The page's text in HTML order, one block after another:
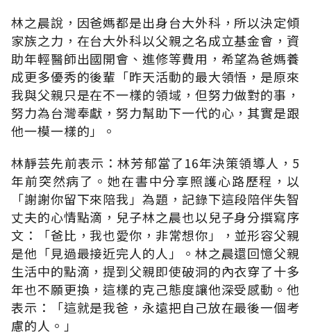
林之晨說，因爸媽都是出身台大外科，所以決定傾
家族之力，在台大外科以父親之名成立基金會，資
助年輕醫師出國開會、進修等費用，希望為爸媽養
成更多優秀的後輩「昨天活動的最大領悟，是原來
我與父親只是在不一樣的領域，但努力做對的事，
努力為台灣奉獻，努力幫助下一代的心，其實是跟
他一模一樣的」。
林靜芸先前表示：林芳郁當了16年決策領導人，5
年前突然病了。她在書中分享照護心路歷程，以
「謝謝你留下來陪我」為題，記錄下這段陪伴失智
丈夫的心情點滴，兒子林之晨也以兒子身分撰寫序
文：「爸比，我也愛你，非常想你」，並形容父親
是他「見過最接近完人的人」。林之晨還回憶父親
生活中的點滴，提到父親即使破洞的內衣穿了十多
年也不願更換，這樣的克己態度讓他深受感動。他
表示：「這就是我爸，永遠把自己放在最後一個考
慮的人。」